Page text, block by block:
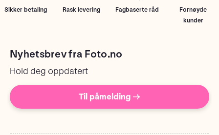
Sikker betaling Rask levering Fagbaserte råd
Fornøyde
kunder
Nyhetsbrev fra Foto.no
Hold deg oppdatert
Til påmelding →